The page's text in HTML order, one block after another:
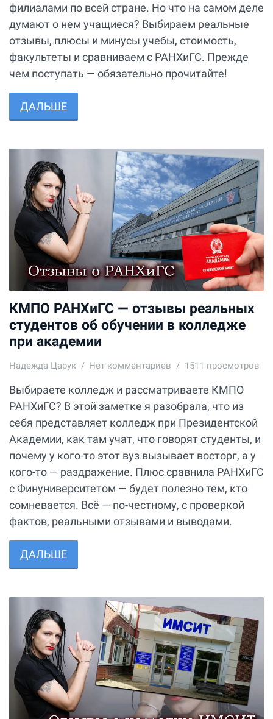
филиалами по всей стране. Но что на самом деле
думают о нем учащиеся? Выбираем реальные
отзывы, плюсы и минусы учебы, стоимость,
факультеты и сравниваем с РАНХиГС. Прежде
чем поступать — обязательно прочитайте!
ДАЛЬШЕ
КМПО РАНХиГС — отзывы реальных
студентов об обучении в колледже
при академии
Надежда Царук Нет комментариев 1511 просмотров
Выбираете колледж и рассматриваете КМПО
РАНХиГС? В этой заметке я разобрала, что из
себя представляет колледж при Президентской
Академии, как там учат, что говорят студенты, и
почему у кого-то этот вуз вызывает восторг, а у
кого-то — раздражение. Плюс сравнила РАНХиГС
с Финуниверситетом — будет полезно тем, кто
сомневается. Всё — по-честному, с проверкой
фактов, реальными отзывами и выводами.
ДАЛЬШЕ